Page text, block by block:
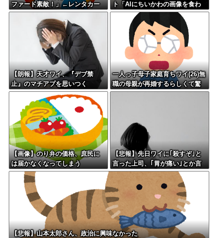
ファード素敵！」←レンタカー
だろと批判殺到
ト「AIにちいかわの画像を食わ
せてっと………できた！」→と
んでもないものが出来上がって
しまうw w w w w
【朗報】天才ワイ、『デブ禁
止』のマチアプを思いつく
一人っ子母子家庭育ちワイ(26)無
職の母親が再婚するらしくて驚
愕
【画像】のり弁の価格、庶民に
は届かなくなってしまう
【悲報】先日ワイに｢殺すぞ｣と
言った上司、｢胃が痛い｣とか言
い出すwwwwwww
【悲報】山本太郎さん、政治に興味なかった